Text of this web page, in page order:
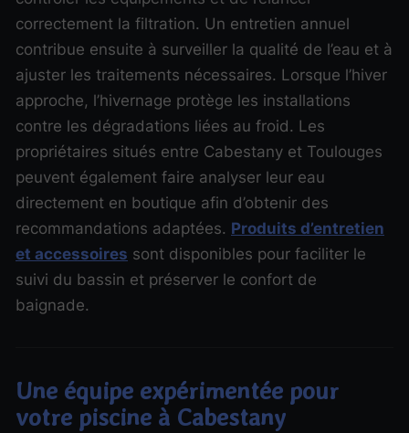
correctement la filtration. Un entretien annuel
contribue ensuite à surveiller la qualité de l’eau et à
ajuster les traitements nécessaires. Lorsque l’hiver
approche, l’hivernage protège les installations
contre les dégradations liées au froid. Les
propriétaires situés entre Cabestany et Toulouges
peuvent également faire analyser leur eau
directement en boutique afin d’obtenir des
recommandations adaptées. Produits d’entretien
et accessoires sont disponibles pour faciliter le
suivi du bassin et préserver le confort de
baignade.
Une équipe expérimentée pour
votre piscine à Cabestany